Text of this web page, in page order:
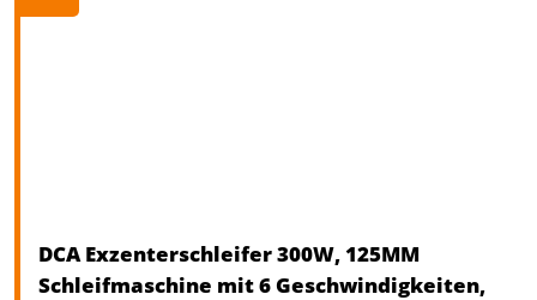
DCA Exzenterschleifer 300W, 125MM
Schleifmaschine mit 6 Geschwindigkeiten,